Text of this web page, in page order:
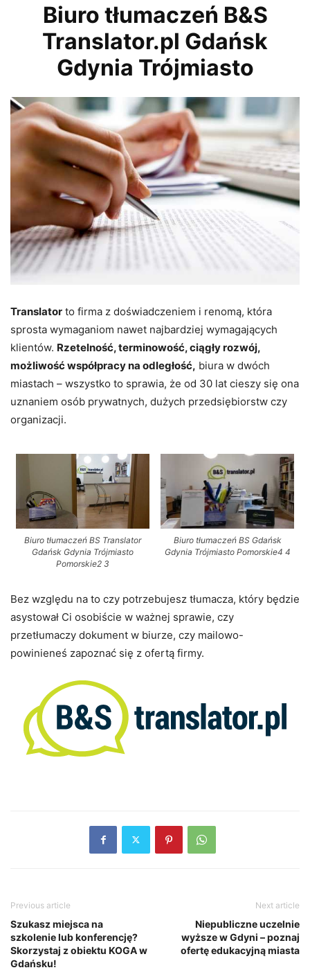
Biuro tłumaczeń B&S
Translator.pl Gdańsk
Gdynia Trójmiasto
Translator to firma z doświadczeniem i renomą, która
sprosta wymaganiom nawet najbardziej wymagających
klientów. Rzetelność, terminowość, ciągły rozwój,
możliwość współpracy na odległość, biura w dwóch
miastach – wszystko to sprawia, że od 30 lat cieszy się ona
uznaniem osób prywatnych, dużych przedsiębiorstw czy
organizacji.
Biuro tłumaczeń BS Translator
Gdańsk Gdynia Trójmiasto
Pomorskie2 3
Biuro tłumaczeń BS Gdańsk
Gdynia Trójmiasto Pomorskie4 4
Bez względu na to czy potrzebujesz tłumacza, który będzie
asystował Ci osobiście w ważnej sprawie, czy
przetłumaczy dokument w biurze, czy mailowo-
powinieneś zapoznać się z ofertą firmy.
Previous article
Szukasz miejsca na
szkolenie lub konferencję?
Skorzystaj z obiektu KOGA w
Gdańsku!
Next article
Niepubliczne uczelnie
wyższe w Gdyni – poznaj
ofertę edukacyjną miasta